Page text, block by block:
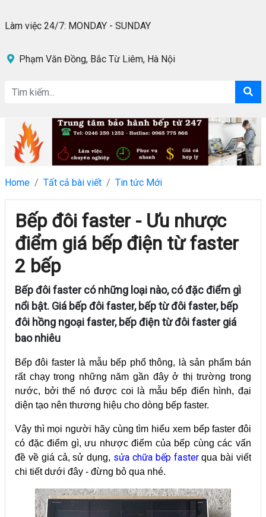
Làm việc 24/7: MONDAY - SUNDAY
Phạm Văn Đồng, Bắc Từ Liêm, Hà Nội
Home Tất cả bài viết Tin tức Mới
Bếp đôi faster - Ưu nhược
điểm giá bếp điện từ faster
2 bếp
Bếp đôi faster có những loại nào, có đặc điểm gì
nổi bật. Giá bếp đôi faster, bếp từ đôi faster, bếp
đôi hồng ngoại faster, bếp điện từ đôi faster giá
bao nhiêu
Bếp đôi faster là mẫu bếp phổ thông, là sản phẩm bán
rất chạy trong những năm gần đây ở thị trường trong
nước, bởi thế nó được coi là mẫu bếp điển hình, đại
diện tạo nên thương hiệu cho dòng bếp faster.
Vậy thì mọi người hãy cùng tìm hiểu xem bếp faster đôi
có đặc điểm gì, ưu nhược điểm của bếp cùng các vấn
đề về giá cả, sử dụng, sửa chữa bếp fasterqua bài viết
chi tiết dưới đây - đừng bỏ qua nhé.